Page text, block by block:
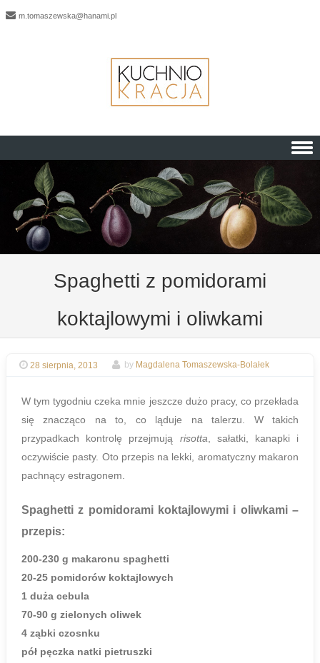
m.tomaszewska@hanami.pl
Skip to content
Spaghetti z pomidorami
koktajlowymi i oliwkami
28 sierpnia, 2013 by Magdalena Tomaszewska-Bolałek
W tym tygodniu czeka mnie jeszcze dużo pracy, co przekłada
się znacząco na to, co ląduje na talerzu. W takich
przypadkach kontrolę przejmują risotta, sałatki, kanapki i
oczywiście pasty. Oto przepis na lekki, aromatyczny makaron
pachnący estragonem.
Spaghetti z pomidorami koktajlowymi i oliwkami–
przepis:
200-230 g makaronu spaghetti
20-25 pomidorów koktajlowych
1 duża cebula
70-90 g zielonych oliwek
4 ząbki czosnku
pół pęczka natki pietruszki